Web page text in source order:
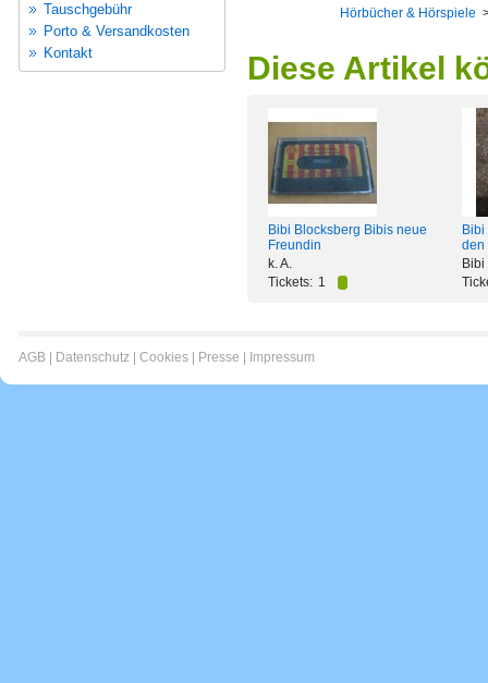
Tauschgebühr
Porto & Versandkosten
Kontakt
Hörbücher & Hörspiele
Diese Artikel
Bibi Blocksberg Bibis neue
Freundin
k. A.
Tickets: 1
den
AGB Datenschutz Cookies Presse Impressum